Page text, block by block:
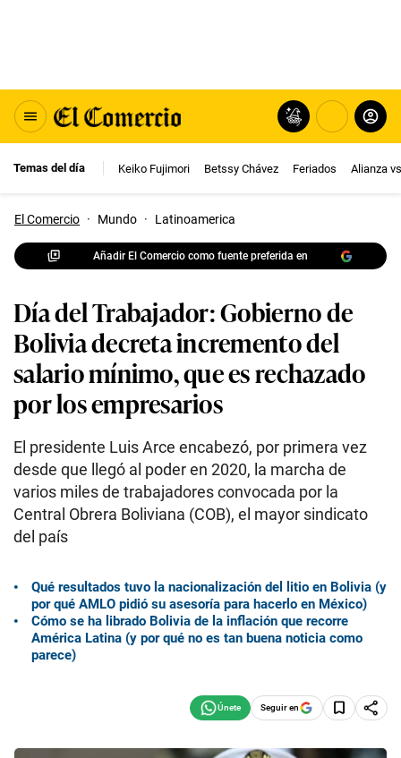
Temas del día Keiko Fujimori Betssy Chávez Feriados Alianza
El Comercio · Mundo · Latinoamerica
Añadir El Comercio como fuente preferida en
Día del Trabajador: Gobierno de
Bolivia decreta incremento del
salario mínimo, que es rechazado
por los empresarios
El presidente Luis Arce encabezó, por primera vez
desde que llegó al poder en 2020, la marcha de
varios miles de trabajadores convocada por la
Central Obrera Boliviana (COB), el mayor sindicato
del país
Qué resultados tuvo la nacionalización del litio en Bolivia (y
por qué AMLO pidió su asesoría para hacerlo en México)
Cómo se ha librado Bolivia de la inflación que recorre
América Latina (y por qué no es tan buena noticia como
parece)
Seguir en